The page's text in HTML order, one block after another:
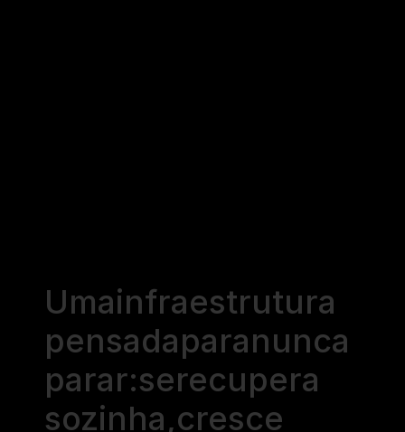
Umainfraestrutura
pensadaparanunca
parar:serecupera
sozinha,cresce